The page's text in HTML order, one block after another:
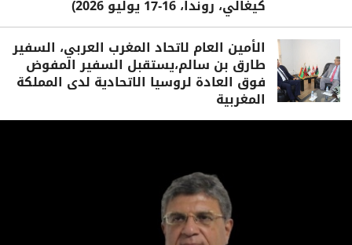
كيغالي، روندا، 16-17 يوليو 2026)
الأمين العام لاتحاد المغرب العربي، السفير
طارق بن سالم،يستقبل السفير المفوض
فوق العادة لروسيا الاتحادية لدى المملكة
المغربية